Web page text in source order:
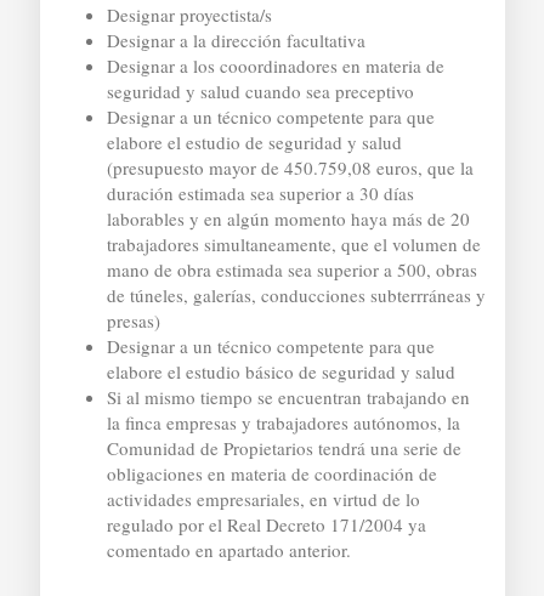
Designar proyectista/s
Designar a la dirección facultativa
Designar a los cooordinadores en materia de
seguridad y salud cuando sea preceptivo
Designar a un técnico competente para que
elabore el estudio de seguridad y salud
(presupuesto mayor de 450.759,08 euros, que la
duración estimada sea superior a 30 días
laborables y en algún momento haya más de 20
trabajadores simultaneamente, que el volumen de
mano de obra estimada sea superior a 500, obras
de túneles, galerías, conducciones subterrráneas y
presas)
Designar a un técnico competente para que
elabore el estudio básico de seguridad y salud
Si al mismo tiempo se encuentran trabajando en
la finca empresas y trabajadores autónomos, la
Comunidad de Propietarios tendrá una serie de
obligaciones en materia de coordinación de
actividades empresariales, en virtud de lo
regulado por el Real Decreto 171/2004 ya
comentado en apartado anterior.